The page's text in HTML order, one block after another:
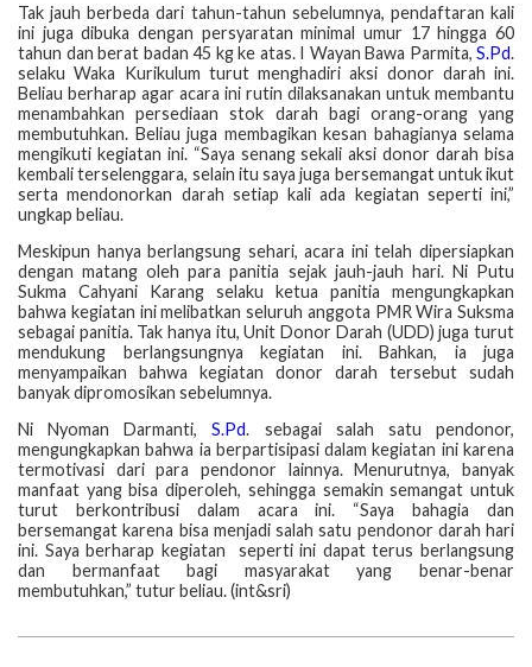
Tak jauh berbeda dari tahun-tahun sebelumnya, pendaftaran kali
ini juga dibuka dengan persyaratan minimal umur 17 hingga 60
tahun dan berat badan 45 kg ke atas. I Wayan Bawa Parmita, S.Pd.
selaku Waka Kurikulum turut menghadiri aksi donor darah ini.
Beliau berharap agar acara ini rutin dilaksanakan untuk membantu
menambahkan persediaan stok darah bagi orang-orang yang
membutuhkan. Beliau juga membagikan kesan bahagianya selama
mengikuti kegiatan ini. “Saya senang sekali aksi donor darah bisa
kembali terselenggara, selain itu saya juga bersemangat untuk ikut
serta mendonorkan darah setiap kali ada kegiatan seperti ini,”
ungkap beliau.
Meskipun hanya berlangsung sehari, acara ini telah dipersiapkan
dengan matang oleh para panitia sejak jauh-jauh hari. Ni Putu
Sukma Cahyani Karang selaku ketua panitia mengungkapkan
bahwa kegiatan ini melibatkan seluruh anggota PMR Wira Suksma
sebagai panitia. Tak hanya itu, Unit Donor Darah (UDD) juga turut
mendukung berlangsungnya kegiatan ini. Bahkan, ia juga
menyampaikan bahwa kegiatan donor darah tersebut sudah
banyak dipromosikan sebelumnya.
Ni Nyoman Darmanti,S.Pd. sebagai salah satu pendonor,
mengungkapkan bahwa ia berpartisipasi dalam kegiatan ini karena
termotivasi dari para pendonor lainnya. Menurutnya, banyak
manfaat yang bisa diperoleh, sehingga semakin semangat untuk
turut berkontribusi dalam acara ini. “Saya bahagia dan
bersemangat karena bisa menjadi salah satu pendonor darah hari
ini. Saya berharap kegiatan seperti ini dapat terus berlangsung
dan bermanfaat bagi masyarakat yang benar-benar
membutuhkan,” tutur beliau. (int&sri)